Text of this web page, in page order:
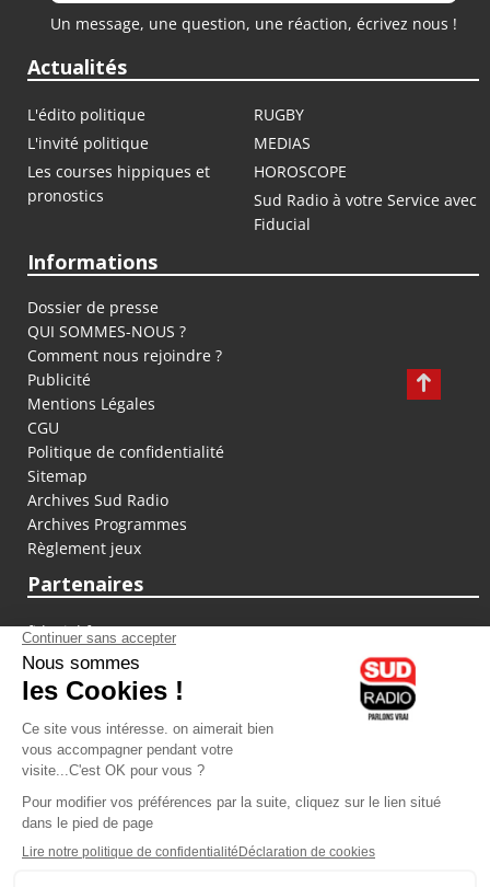
Un message, une question, une réaction, écrivez nous !
Actualités
L'édito politique
RUGBY
L'invité politique
MEDIAS
Les courses hippiques et
pronostics
HOROSCOPE
Sud Radio à votre Service avec
Fiducial
Informations
Dossier de presse
QUI SOMMES-NOUS ?
Comment nous rejoindre ?
Publicité
Mentions Légales
CGU
Politique de confidentialité
Sitemap
Archives Sud Radio
Archives Programmes
Règlement jeux
Partenaires
fiducial.fr
lyoncapitale.fr
olympique-et-lyonnais.com
L'application Iphone / Android
Téléchargez l'application
Les cookies